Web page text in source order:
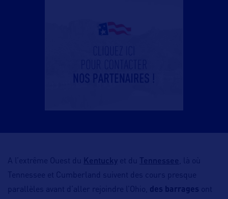
A l’extrême Ouest du Kentucky et du Tennessee
, là où
Tennessee et Cumberland suivent des cours presque
parallèles avant d’aller rejoindre l’Ohio, des barrages ont